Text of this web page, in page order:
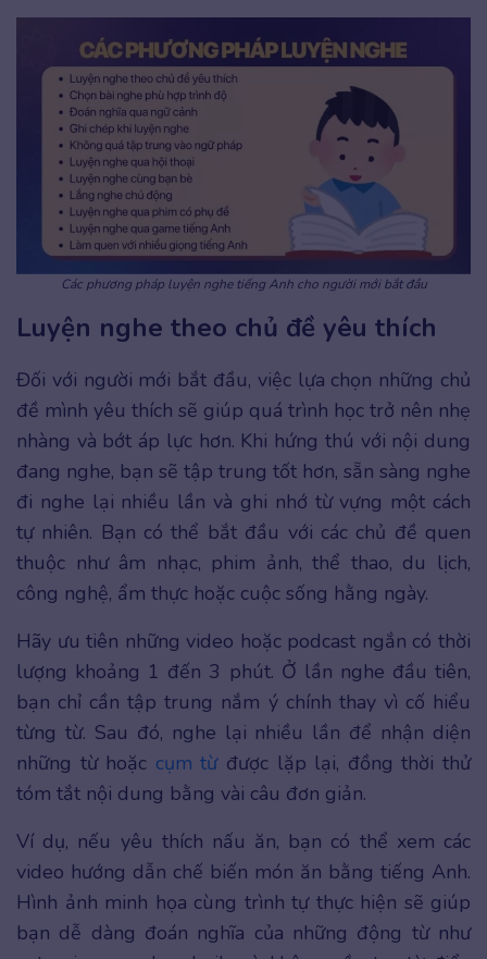
Các phương pháp luyện nghe tiếng Anh cho người mới bắt đầu
Luyện nghe theo chủ đề yêu thích
Đối với người mới bắt đầu, việc lựa chọn những chủ
đề mình yêu thích sẽ giúp quá trình học trở nên nhẹ
nhàng và bớt áp lực hơn. Khi hứng thú với nội dung
đang nghe, bạn sẽ tập trung tốt hơn, sẵn sàng nghe
đi nghe lại nhiều lần và ghi nhớ từ vựng một cách
tự nhiên. Bạn có thể bắt đầu với các chủ đề quen
thuộc như âm nhạc, phim ảnh, thể thao, du lịch,
công nghệ, ẩm thực hoặc cuộc sống hằng ngày.
Hãy ưu tiên những video hoặc podcast ngắn có thời
lượng khoảng 1 đến 3 phút. Ở lần nghe đầu tiên,
bạn chỉ cần tập trung nắm ý chính thay vì cố hiểu
từng từ. Sau đó, nghe lại nhiều lần để nhận diện
những từ hoặc cụm từđược lặp lại, đồng thời thử
tóm tắt nội dung bằng vài câu đơn giản.
Ví dụ, nếu yêu thích nấu ăn, bạn có thể xem các
video hướng dẫn chế biến món ăn bằng tiếng Anh.
Hình ảnh minh họa cùng trình tự thực hiện sẽ giúp
bạn dễ dàng đoán nghĩa của những động từ như